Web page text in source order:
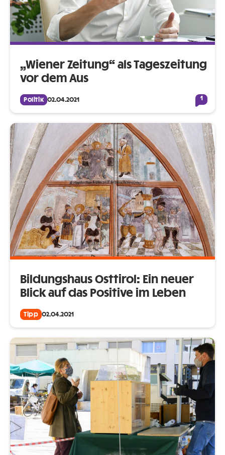
„Wiener Zeitung“ als Tageszeitung
vor dem Aus
Politik 02.04.2021 1
Bildungshaus Osttirol: Ein neuer
Blick auf das Positive im Leben
Tipp 02.04.2021